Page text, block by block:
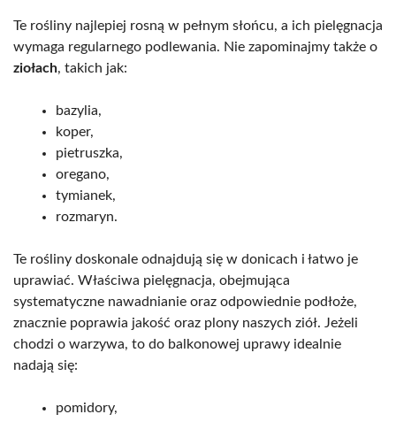
Te rośliny najlepiej rosną w pełnym słońcu, a ich pielęgnacja
wymaga regularnego podlewania. Nie zapominajmy także o
ziołach, takich jak:
bazylia,
koper,
pietruszka,
oregano,
tymianek,
rozmaryn.
Te rośliny doskonale odnajdują się w donicach i łatwo je
uprawiać. Właściwa pielęgnacja, obejmująca
systematyczne nawadnianie oraz odpowiednie podłoże,
znacznie poprawia jakość oraz plony naszych ziół. Jeżeli
chodzi o warzywa, to do balkonowej uprawy idealnie
nadają się:
pomidory,